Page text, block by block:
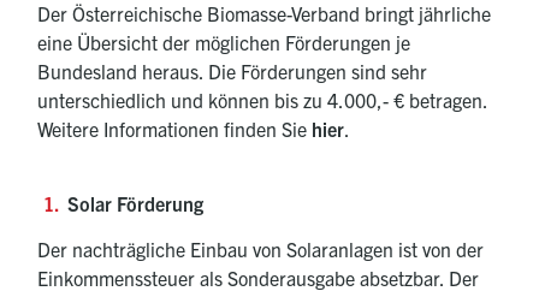
Der Österreichische Biomasse-Verband bringt jährliche
eine Übersicht der möglichen Förderungen je
Bundesland heraus. Die Förderungen sind sehr
unterschiedlich und können bis zu 4.000,- € betragen.
Weitere Informationen finden Sie hier.
Solar Förderung
Der nachträgliche Einbau von Solaranlagen ist von der
Einkommenssteuer als Sonderausgabe absetzbar. Der